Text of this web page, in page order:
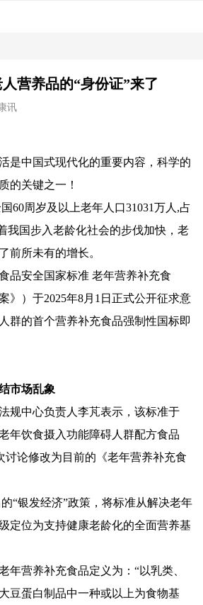
营养品的“身份证”来了
讯
是中国式现代化的重要内容，科学的
的关键之一！
60周岁及以上老年人口31031万人,占
我国步入老龄化社会的步伐加快，老
前所未有的增长。
品安全国家标准 老年营养补充食
》）于2025年8月1日正式公开征求意
群的首个营养补充食品强制性国标即
市场乱象
规中心负责人李芃表示，该标准于
年饮食摄入功能障碍人群配方食品
讨论修改为目前的《老年营养补充食
“银发经济”政策，将标准从解决老年
定位为支持健康老龄化的全面营养基
年营养补充食品定义为：“以乳类、
豆蛋白制品中一种或以上为食物基